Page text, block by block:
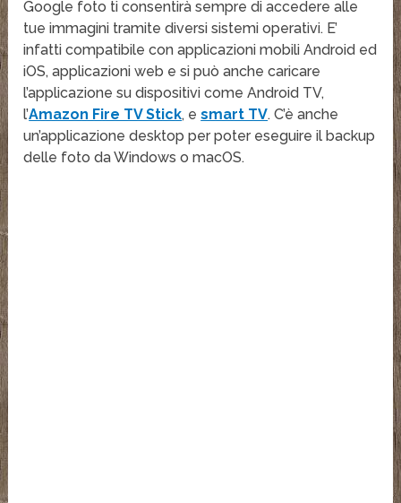
Google foto ti consentirà sempre di accedere alle
tue immagini tramite diversi sistemi operativi. E’
infatti compatibile con applicazioni mobili Android ed
iOS, applicazioni web e si può anche caricare
l’applicazione su dispositivi come Android TV,
l’Amazon Fire TV Stick, esmart TV. C’è anche
un’applicazione desktop per poter eseguire il backup
delle foto da Windows o macOS.